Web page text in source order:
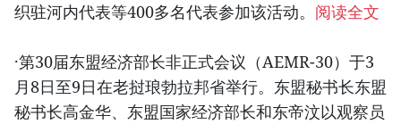
织驻河内代表等400多名代表参加该活动。 阅读全文
·第30届东盟经济部长非正式会议（AEMR-30）于3
月8日至9日在老挝琅勃拉邦省举行。东盟秘书长东盟
秘书长高金华、东盟国家经济部长和东帝汶以观察员